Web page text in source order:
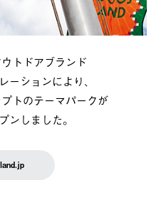
トドアブランド
ーションにより、
トのテーマパークが
ンしました。